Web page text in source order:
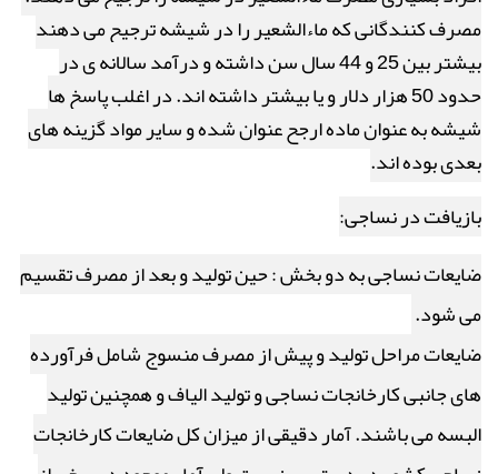
مصرف کنندگانی که ماءالشعیر را در شیشه ترجیح می دهند
بیشتر بین 25 و 44 سال سن داشته و درآمد سالانه ی در
حدود 50 هزار دلار و یا بیشتر داشته اند. در اغلب پاسخ ها
شیشه به عنوان ماده ارجح عنوان شده و سایر مواد گزینه های
بعدی بوده اند.
بازیافت در نساجی:
ضایعات نساجی به دو بخش : حین تولید و بعد از مصرف تقسیم
می شود.
ضایعات مراحل تولید و پیش از مصرف منسوج شامل فرآورده
های جانبی کارخانجات نساجی و تولید الیاف و همچنین تولید
البسه می باشند. آمار دقیقی از میزان کل ضایعات کارخانجات